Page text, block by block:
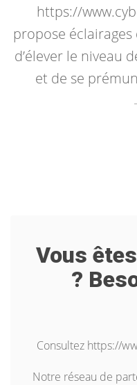
https://
propose
d’élever le niveau
et de se
Vous
?
Consultez https://
Notre réseau de